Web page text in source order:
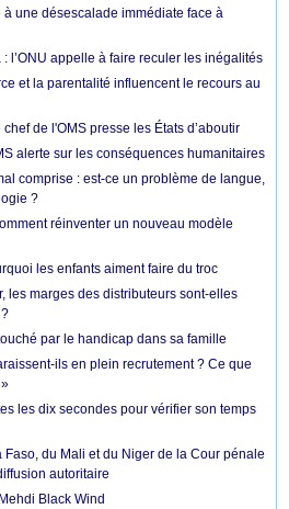
à une désescalade immédiate face à
l’ONU appelle à faire reculer les inégalités
et la parentalité influencent le recours au
de l'OMS presse les États d’aboutir
alerte sur les conséquences humanitaires
comprise : est-ce un problème de langue,
?
réinventer un nouveau modèle
les enfants aiment faire du troc
les marges des distributeurs sont-elles
par le handicap dans sa famille
ils en plein recrutement ? Ce que
les dix secondes pour vérifier son temps
du Mali et du Niger de la Cour pénale
autoritaire
Black Wind